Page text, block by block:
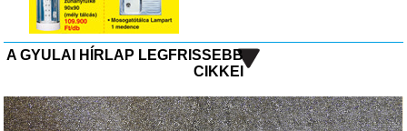
A GYULAI HÍRLAP LEGFRISSEBB
CIKKEI